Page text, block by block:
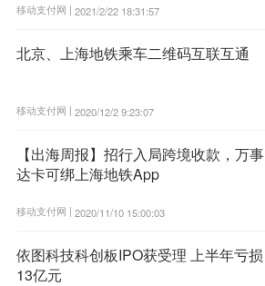
移动支付网 | 2021/2/22 18:31:57
北京、上海地铁乘车二维码互联互通
移动支付网 | 2020/12/2 9:23:07
【出海周报】招行入局跨境收款，万事
达卡可绑上海地铁App
移动支付网 | 2020/11/10 15:00:03
依图科技科创板IPO获受理 上半年亏损
13亿元